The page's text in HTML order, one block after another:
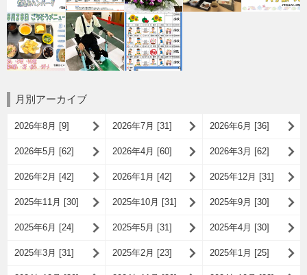
月別アーカイブ
2026年8月 [9] 2026年7月 [31] 2026年6月 [36]
2026年5月 [62] 2026年4月 [60] 2026年3月 [62]
2026年2月 [42] 2026年1月 [42] 2025年12月 [31]
2025年11月 [30] 2025年10月 [31] 2025年9月 [30]
2025年6月 [24] 2025年5月 [31] 2025年4月 [30]
2025年3月 [31] 2025年2月 [23] 2025年1月 [25]